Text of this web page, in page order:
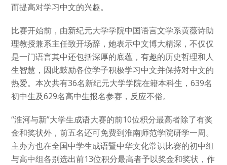
而提高对学习中文的兴趣。
比赛开始前，由新纪元大学学院中国语言文学系黄薇诗助
理教授兼系主任致开场辞，她表示中文博大精深，不仅仅
是一门语言其中还包括深厚的底蕴，有趣的历史哲理和人
生智慧，因此鼓励各位学子积极学习中文并保持对中文的
热爱。本次共有36名新纪元大学学院在籍本科生，639名
初中生及629名高中生报名参赛，反应不俗。
“淮河与新”大学生成语大赛的前10位积分最高者除了有奖
金和奖状外，前五名还可免费到淮南师范学院研学一周。
主办方也在全国中学生成语暨中华文化常识比赛的初中组
与高中组各别选出前13位积分最高者予以奖金和奖状，作